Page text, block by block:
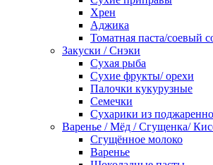
Хрен
Аджика
Томатная паста/соевый
Закуски / Снэки
Сухая рыба
Сухие фрукты/ орехи
Палочки кукурузные
Семечки
Сухарики из
Варенье / Мёд / Сгущенка/
Сгущённое молоко
Варенье